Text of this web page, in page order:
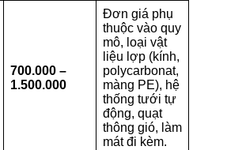
700.000 –
1.500.000
Đơn giá phụ
thuộc vào quy
mô, loại vật
liệu lợp (kính,
polycarbonat,
màng PE), hệ
thống tưới tự
động, quạt
thông gió, làm
mát đi kèm.